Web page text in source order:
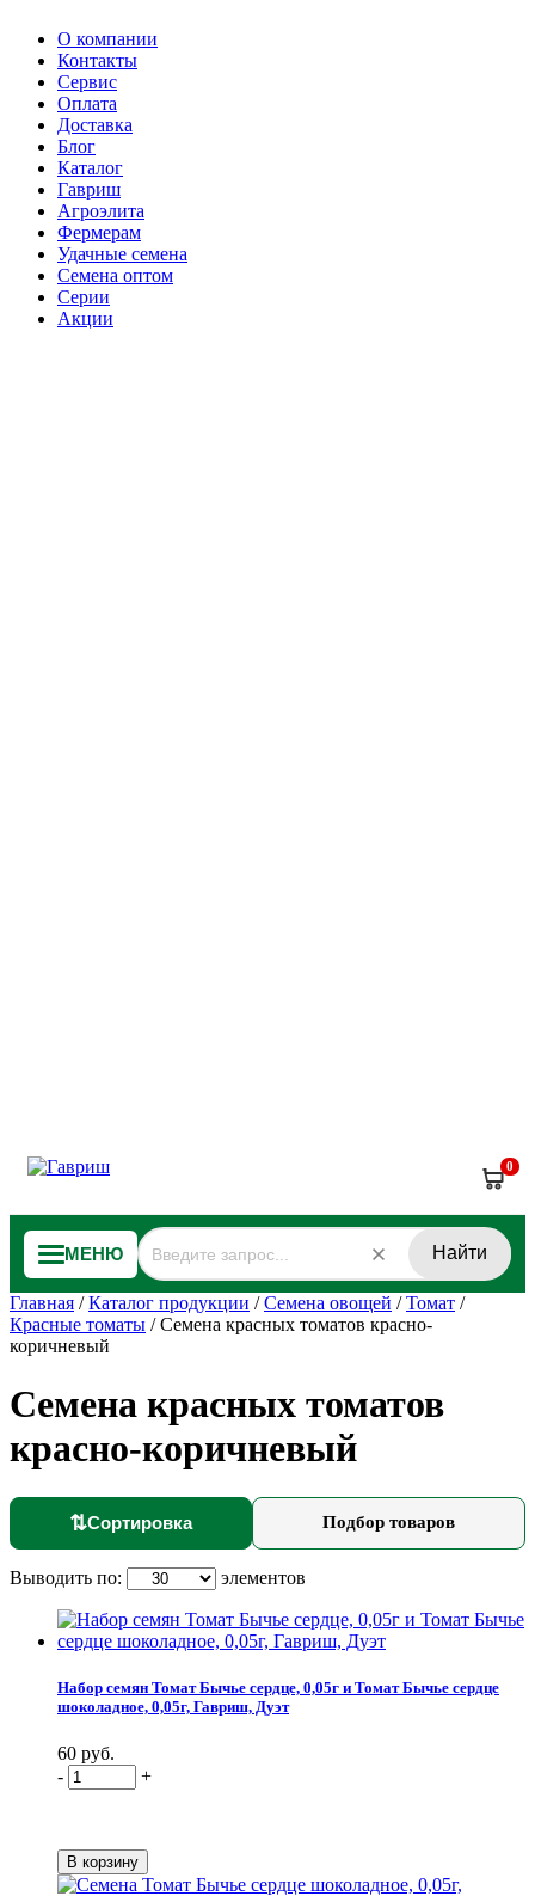
О компании
Контакты
Сервис
Оплата
Доставка
Блог
Каталог
Гавриш
Агроэлита
Фермерам
Удачные семена
Семена оптом
Серии
Акции
0
МЕНЮ Найти
Главная /Каталог продукции /Семена овощей /Томат /
Красные томаты /Семена красных томатов красно-
коричневый
Семена красных томатов
красно-коричневый
⇅Сортировка Подбор товаров
Выводить по: элементов
Набор семян Томат Бычье сердце, 0,05г и Томат Бычье сердце
шоколадное, 0,05г, Гавриш, Дуэт
60 руб.
-
+